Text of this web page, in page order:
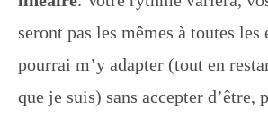
seront pas les mêmes à toutes les
pourrai m’y adapter (tout en
que je suis) sans accepter d’être,